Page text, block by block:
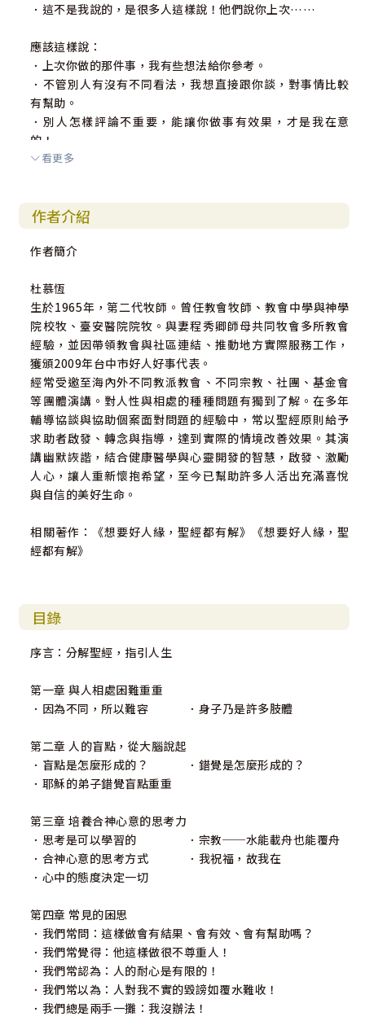
．這不是我說的，是很多人這樣說！他們說你上次……
應該這樣說：
．上次你做的那件事，我有些想法給你參考。
．不管別人有沒有不同看法，我想直接跟你談，對事情比較
有幫助。
．別人怎樣評論不重要，能讓你做事有效果，才是我在意
的！
【實用推薦】
李家同／清華大學榮譽教授
胡志強／前台中市長
章啟明／前太平洋建設董事長
尤秋興／歌手、動力火車成員
黃暉庭／台安醫院院長
黑幼龍／卡內基訓練負責人
廖偉凡／知名節目主持人
鄭忠信／基督教論壇基金會執行長
看更多
作者介紹
作者簡介
杜慕恆
生於1965年，第二代牧師。曾任教會牧師、教會中學與神學
院校牧、臺安醫院院牧。與妻程秀卿師母共同牧會多所教會
經驗，並因帶領教會與社區連結、推動地方實際服務工作，
獲頒2009年台中市好人好事代表。
經常受邀至海內外不同教派教會、不同宗教、社團、基金會
等團體演講。對人性與相處的種種問題有獨到了解。在多年
輔導協談與協助個案面對問題的經驗中，常以聖經原則給予
求助者啟發、轉念與指導，達到實際的情境改善效果。其演
講幽默詼諧，結合健康醫學與心靈開發的智慧，啟發、激勵
人心，讓人重新懷抱希望，至今已幫助許多人活出充滿喜悅
與自信的美好生命。
相關著作：《想要好人緣，聖經都有解》《想要好人緣，聖
經都有解》
目錄
序言：分解聖經，指引人生
第一章 與人相處困難重重
．因為不同，所以難容 ．身子乃是許多肢體
第二章 人的盲點，從大腦說起
．盲點是怎麼形成的？ ．錯覺是怎麼形成的？
．耶穌的弟子錯覺盲點重重
第三章 培養合神心意的思考力
．思考是可以學習的 ．宗教──水能載舟也能覆舟
．合神心意的思考方式 ．我祝福，故我在
．心中的態度決定一切
第四章 常見的困思
．我們常問：這樣做會有結果、會有效、會有幫助嗎？
．我們常覺得：他這樣做很不尊重人！
．我們常認為：人的耐心是有限的！
．我們常以為：人對我不實的毀謗如覆水難收！
．我們總是兩手一攤：我沒辦法！